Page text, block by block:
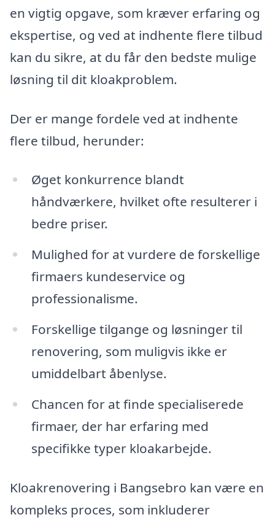
en vigtig opgave, som kræver erfaring og
ekspertise, og ved at indhente flere tilbud
kan du sikre, at du får den bedste mulige
løsning til dit kloakproblem.
Der er mange fordele ved at indhente
flere tilbud, herunder:
Øget konkurrence blandt
håndværkere, hvilket ofte resulterer i
bedre priser.
Mulighed for at vurdere de forskellige
firmaers kundeservice og
professionalisme.
Forskellige tilgange og løsninger til
renovering, som muligvis ikke er
umiddelbart åbenlyse.
Chancen for at finde specialiserede
firmaer, der har erfaring med
specifikke typer kloakarbejde.
Kloakrenovering i Bangsebro kan være en
kompleks proces, som inkluderer